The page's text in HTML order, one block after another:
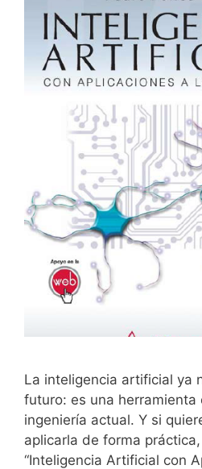
La inteligencia artificial ya
futuro: es una herramienta
ingeniería actual. Y si
aplicarla de forma
“Inteligencia Artificial con